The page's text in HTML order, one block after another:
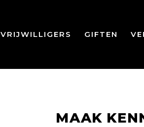
VRIJWILLIGERS GIFTEN
MAAK